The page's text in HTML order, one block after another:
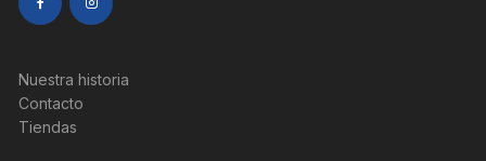
Nuestra historia
Contacto
Tiendas